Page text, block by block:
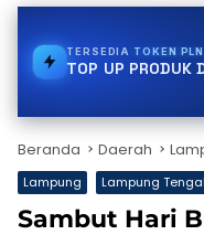
TERSEDIA E-WALLET
TOP UP PRODUK
Beranda Daerah
Lampung Lampung
Sambut Hari